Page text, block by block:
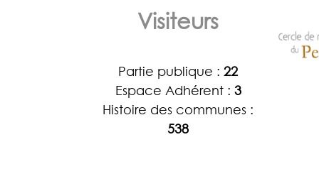
Visiteurs
Partie publique : 22
Espace Adhérent : 3
Histoire des communes :
538